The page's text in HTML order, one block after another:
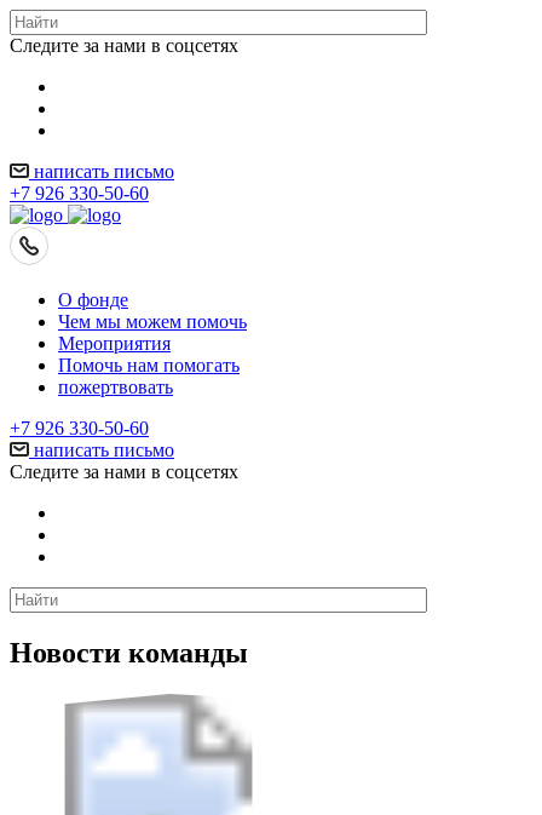
Следите за нами в соцсетях
написать письмо
+7 926 330-50-60
О фонде
Чем мы можем помочь
Мероприятия
Помочь нам помогать
пожертвовать
+7 926 330-50-60
написать письмо
Следите за нами в соцсетях
Новости команды